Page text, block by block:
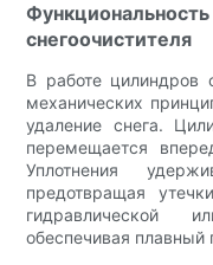
снегоочистителя
В работе цилиндров
механических
удаление снега.
перемещается
Уплотнения
предотвращая
гидравлической
обеспечивая плавный